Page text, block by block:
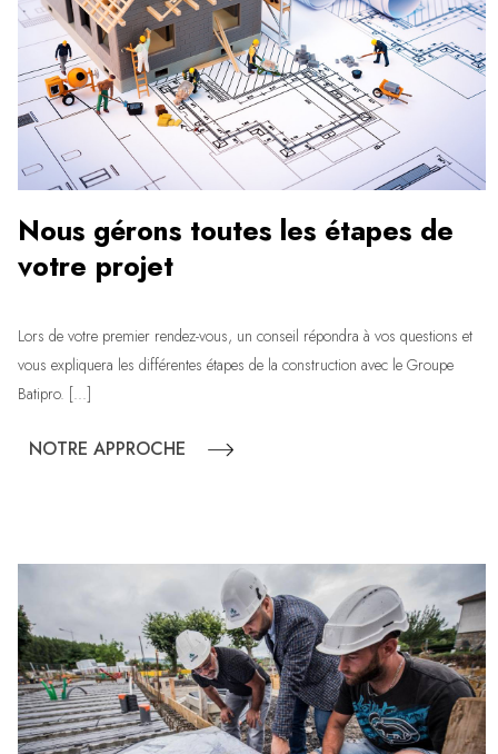
Nous gérons toutes les étapes de
votre projet
Lors de votre premier rendez-vous, un conseil répondra à vos questions et
vous expliquera les différentes étapes de la construction avec le Groupe
Batipro. [...]
NOTRE APPROCHE